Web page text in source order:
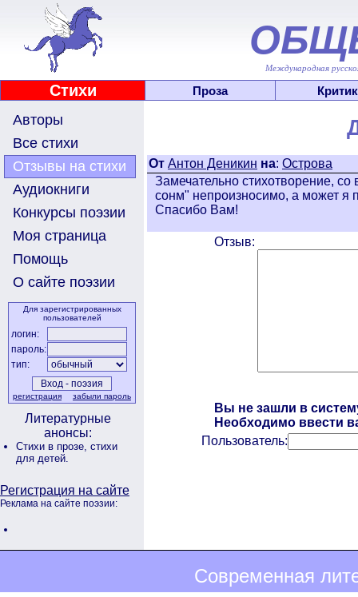
Международная
Стихи Проза
Авторы
Все стихи
Отзывы на стихи
Аудиокниги
Конкурсы поэзии
Моя страница
Помощь
О сайте поэзии
Для зарегистрированных
пользователей
логин:
пароль:
тип:
регистрация забыли пароль
Литературные
анонсы:
Стихи в прозе, стихи
для детей.
Регистрация на сайте
Реклама на сайте поэзии:
От Антон Деникин на: Острова
Замечательно стихотворение,
сонм" непроизносимо, а может я
Спасибо Вам!
Отзыв:
Вы не зашли в
Необходимо ввести
Пользователь:
Современная